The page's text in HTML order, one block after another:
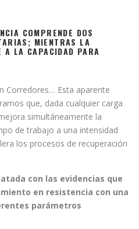
COMPRENDE DOS
MIENTRAS LA
A LA CAPACIDAD PARA
Corredores… Esta aparente
que, dada cualquier carga
simultáneamente la
de trabajo a una intensidad
los procesos de recuperación
con las evidencias que
en resistencia con una
parámetros